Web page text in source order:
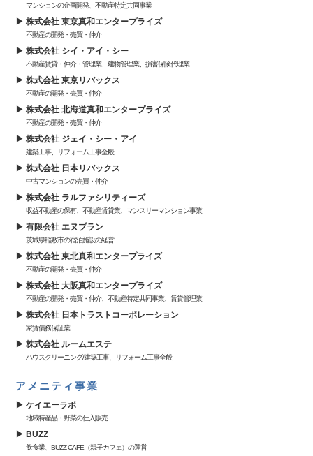
マンションの企画開発、不動産特定共同事業
株式会社 東京真和エンタープライズ
不動産の開発・売買・仲介
株式会社 シイ・アイ・シー
不動産賃貸・仲介・管理業、建物管理業、損害保険代理業
株式会社 東京リバックス
不動産の開発・売買・仲介
株式会社 北海道真和エンタープライズ
不動産の開発・売買・仲介
株式会社 ジェイ・シー・アイ
建築工事、リフォーム工事全般
株式会社 日本リバックス
中古マンションの売買・仲介
株式会社 ラルファシリティーズ
収益不動産の保有、不動産賃貸業、マンスリーマンション事業
有限会社 エヌプラン
茨城県稲敷市の宿泊施設の経営
株式会社 東北真和エンタープライズ
不動産の開発・売買・仲介
株式会社 大阪真和エンタープライズ
不動産の開発・売買・仲介、不動産特定共同事業、賃貸管理業
株式会社 日本トラストコーポレーション
家賃債務保証業
株式会社 ルームエステ
ハウスクリーニング/建築工事、リフォーム工事全般
アメニティ事業
ケイエーラボ
地域特産品・野菜の仕入販売
BUZZ
飲食業、BUZZ CAFE（親子カフェ）の運営